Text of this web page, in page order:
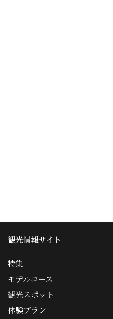
観光情報サイト
特集
モデルコース
観光スポット
体験プラン